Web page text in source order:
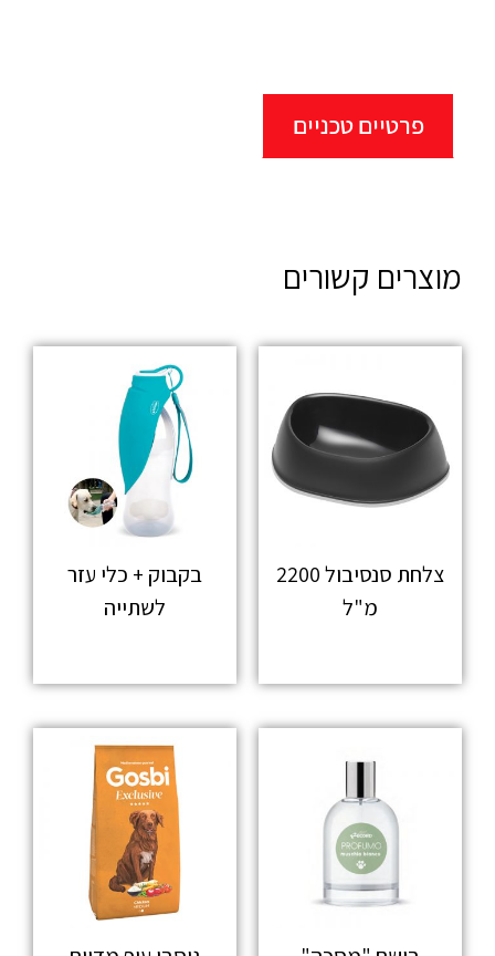
פרטיים טכניים
מוצרים קשורים
צלחת סנסיבול 2200
מ"ל
בקבוק + כלי עזר
לשתייה